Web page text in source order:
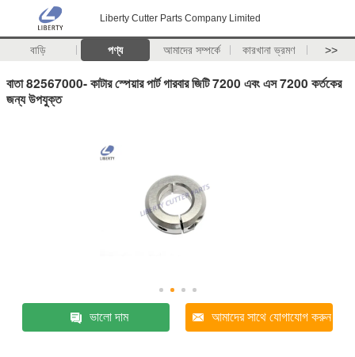
Liberty Cutter Parts Company Limited
বাড়ি পণ্য আমাদের সম্পর্কে কারখানা ভ্রমণ >>
বাতা 82567000- কাটার স্পেয়ার পার্ট গারবার জিটি 7200 এবং এস 7200 কর্তকের
জন্য উপযুক্ত
ভালো দাম আমাদের সাথে যোগাযোগ করুন